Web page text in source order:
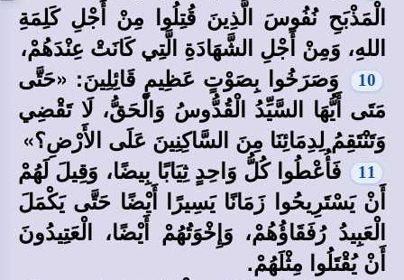
الْمَذْبَحِ نُفُوسَ الَّذِينَ قُتِلُوا مِنْ أَجْلِ كَلِمَةِ
اللهِ، وَمِنْ أَجْلِ الشَّهَادَةِ الَّتِي كَانَتْ عِنْدَهُمْ،
10
وَصَرَخُوا بِصَوْتٍ عَظِيمٍ قَائِلِينَ: «حَتَّى
مَتَى أَيُّهَا السَّيِّدُ الْقُدُّوسُ وَالْحَقُّ، لَا تَقْضِي
وَتَنْتَقِمُ لِدِمَائِنَا مِنَ السَّاكِنِينَ عَلَى الأَرْضِ؟»
11
فَأُعْطُوا كُلُّ وَاحِدٍ ثِيَابًا بِيضًا، وَقِيلَ لَهُمْ
أَنْ يَسْتَرِيحُوا زَمَانًا يَسِيرًا أَيْضًا حَتَّى يَكْمَلَ
الْعَبِيدُ رُفَقَاؤُهُمْ، وَإِخْوَتُهُمْ أَيْضًا، الْعَتِيدُونَ
أَنْ يُقْتَلُوا مِثْلَهُمْ.